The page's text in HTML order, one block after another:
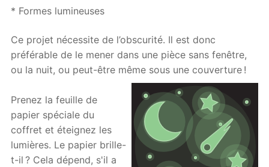
* Formes lumineuses
Ce projet nécessite de l’obscurité. Il est donc
préférable de le mener dans une pièce sans fenêtre,
ou la nuit, ou peut-être même sous une couverture !
Prenez la feuille de
papier spéciale du
coffret et éteignez les
lumières. Le papier brille-
t-il ? Cela dépend, s'il a